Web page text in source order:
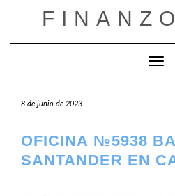
8 de junio de 2023
OFICINA №5938
SANTANDER EN